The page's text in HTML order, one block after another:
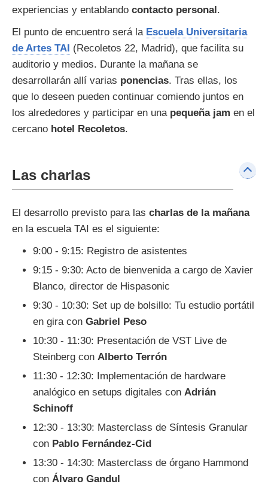
experiencias y entablando contacto personal.
El punto de encuentro será la Escuela Universitaria
de Artes TAI (Recoletos 22, Madrid), que facilita su
auditorio y medios. Durante la mañana se
desarrollarán allí varias ponencias. Tras ellas, los
que lo deseen pueden continuar comiendo juntos en
los alrededores y participar en una pequeña jam en el
cercano hotel Recoletos.
Las charlas
El desarrollo previsto para las charlas de la mañana
en la escuela TAI es el siguiente:
9:00 - 9:15: Registro de asistentes
9:15 - 9:30: Acto de bienvenida a cargo de Xavier
Blanco, director de Hispasonic
9:30 - 10:30: Set up de bolsillo: Tu estudio portátil
en gira con Gabriel Peso
10:30 - 11:30: Presentación de VST Live de
Steinberg con Alberto Terrón
11:30 - 12:30: Implementación de hardware
analógico en setups digitales con Adrián
Schinoff
12:30 - 13:30: Masterclass de Síntesis Granular
con Pablo Fernández-Cid
13:30 - 14:30: Masterclass de órgano Hammond
con Álvaro Gandul